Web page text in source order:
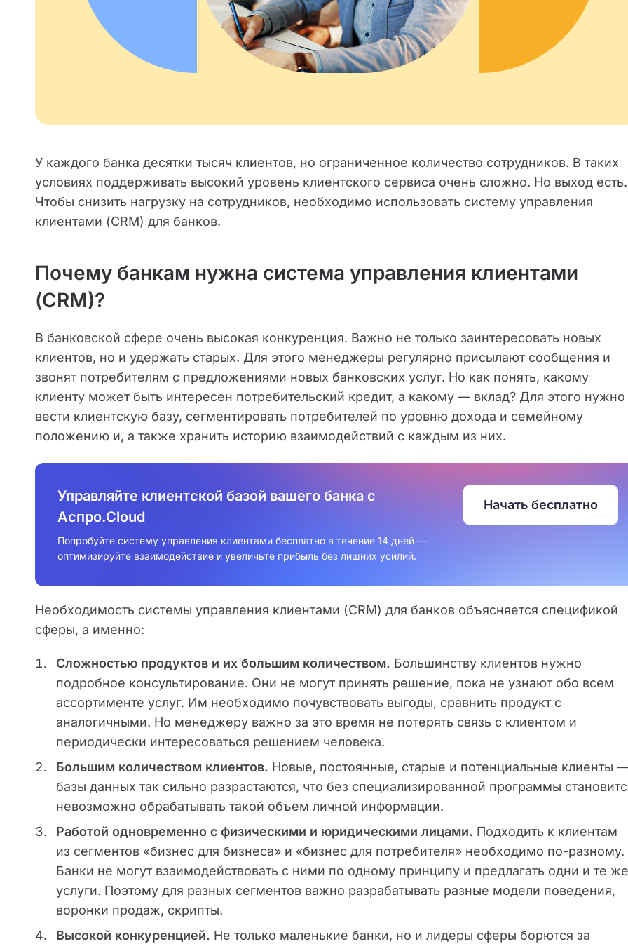
У каждого банка десятки тысяч клиентов, но ограниченное количество сотрудников. В таких
условиях поддерживать высокий уровень клиентского сервиса очень сложно. Но выход есть.
Чтобы снизить нагрузку на сотрудников, необходимо использовать систему управления
клиентами (CRM) для банков.
Почему банкам нужна система управления клиентами
(CRM)?
В банковской сфере очень высокая конкуренция. Важно не только заинтересовать новых
клиентов, но и удержать старых. Для этого менеджеры регулярно присылают сообщения и
звонят потребителям с предложениями новых банковских услуг. Но как понять, какому
клиенту может быть интересен потребительский кредит, а какому — вклад? Для этого нужно
вести клиентскую базу, сегментировать потребителей по уровню дохода и семейному
положению и, а также хранить историю взаимодействий с каждым из них.
Управляйте клиентской базой вашего банка с
Аспро.Cloud
Попробуйте систему управления клиентами бесплатно в течение 14 дней —
оптимизируйте взаимодействие и увеличьте прибыль без лишних усилий.
Начать бесплатно
Необходимость системы управления клиентами (CRM) для банков объясняется спецификой
сферы, а именно:
Сложностью продуктов и их большим количеством. Большинству клиентов нужно
подробное консультирование. Они не могут принять решение, пока не узнают обо всем
ассортименте услуг. Им необходимо почувствовать выгоды, сравнить продукт с
аналогичными. Но менеджеру важно за это время не потерять связь с клиентом и
периодически интересоваться решением человека.
Большим количеством клиентов. Новые, постоянные, старые и потенциальные клиенты
базы данных так сильно разрастаются, что без специализированной программы
невозможно обрабатывать такой объем личной информации.
Работой одновременно с физическими и юридическими лицами. Подходить к клиентам
из сегментов «бизнес для бизнеса» и «бизнес для потребителя» необходимо по-разному.
Банки не могут взаимодействовать с ними по одному принципу и предлагать одни и те же
услуги. Поэтому для разных сегментов важно разрабатывать разные модели поведения,
воронки продаж, скрипты.
Высокой конкуренцией. Не только маленькие банки, но и лидеры сферы борются за